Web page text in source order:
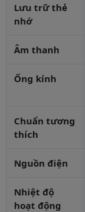
Lưu trữ thẻ
nhớ
Âm thanh
Ống kính
Chuẩn tương
thích
Nguồn điện
Nhiệt độ
hoạt động